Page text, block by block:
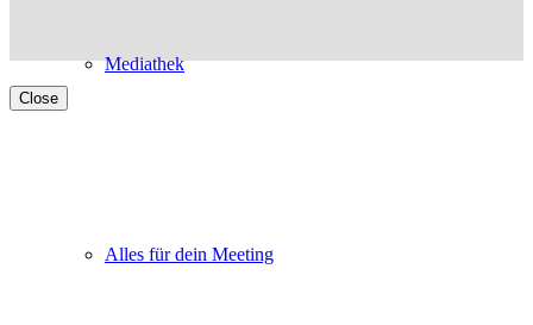
Mediathek
Alles für dein Meeting
Close